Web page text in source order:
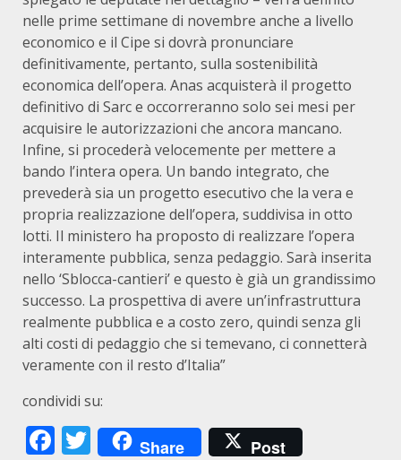
nelle prime settimane di novembre anche a livello
economico e il Cipe si dovrà pronunciare
definitivamente, pertanto, sulla sostenibilità
economica dell’opera. Anas acquisterà il progetto
definitivo di Sarc e occorreranno solo sei mesi per
acquisire le autorizzazioni che ancora mancano.
Infine, si procederà velocemente per mettere a
bando l’intera opera. Un bando integrato, che
prevederà sia un progetto esecutivo che la vera e
propria realizzazione dell’opera, suddivisa in otto
lotti. Il ministero ha proposto di realizzare l’opera
interamente pubblica, senza pedaggio. Sarà inserita
nello ‘Sblocca-cantieri’ e questo è già un grandissimo
successo. La prospettiva di avere un’infrastruttura
realmente pubblica e a costo zero, quindi senza gli
alti costi di pedaggio che si temevano, ci connetterà
veramente con il resto d’Italia”
condividi su:
Facebook
Twitter
Share Post